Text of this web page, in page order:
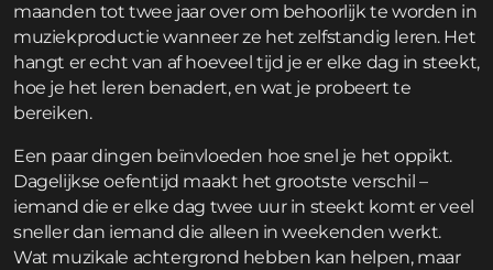
maanden tot twee jaar over om behoorlijk te worden in
muziekproductie wanneer ze het zelfstandig leren. Het
hangt er echt van af hoeveel tijd je er elke dag in steekt,
hoe je het leren benadert, en wat je probeert te
bereiken.
Een paar dingen beïnvloeden hoe snel je het oppikt.
Dagelijkse oefentijd maakt het grootste verschil –
iemand die er elke dag twee uur in steekt komt er veel
sneller dan iemand die alleen in weekenden werkt.
Wat muzikale achtergrond hebben kan helpen, maar